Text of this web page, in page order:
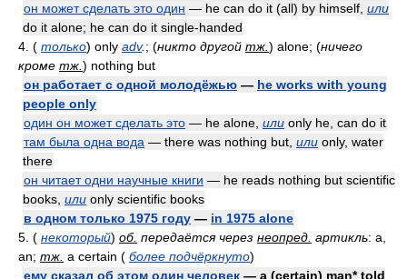
он может сделать это один — he can do it (all) by himself, или
do it alone; he can do it single-handed
4. ( только) only adv.; (никто другой тж. ) alone; (ничего
кроме тж. ) nothing but
он работает с одной молодёжью — he works with young
people only
один он может сделать это — he alone, или only he, can do it
там была одна вода — there was nothing but, или only, water
there
он читает одни научные книги — he reads nothing but scientific
books, или only scientific books
в одном только 1975 году — in 1975 alone
5. ( некоторый) об. передаётся через неопред. артикль: a,
an; тж. a certain ( более подчёркнуто)
ему сказал об этом один человек — a (certain) man* told